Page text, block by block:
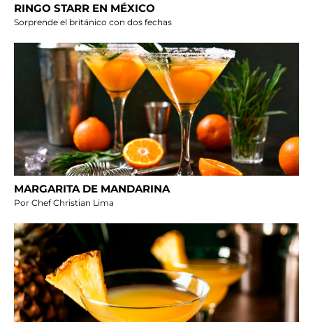
RINGO STARR EN MÉXICO
Sorprende el británico con dos fechas
MARGARITA DE MANDARINA
Por Chef Christian Lima